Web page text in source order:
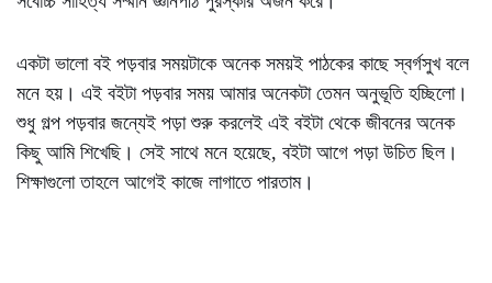
একটা ভালো ব‌ই পড়বার সময়টাকে অনেক সময়‌ই পাঠকের কাছে স্বর্গসুখ বলে
মনে হয়। এই ব‌ইটা পড়বার সময় আমার অনেকটা তেমন অনুভূতি হচ্ছিলো।
শুধু গল্প পড়বার জন্যেই পড়া শুরু করলেই এই ব‌ইটা থেকে জীবনের অনেক
কিছু আমি শিখেছি। সেই সাথে মনে হয়েছে,‌ ব‌ইটা আগে পড়া উচিত ছিল।
শিক্ষাগুলো তাহলে আগেই কাজে লাগাতে পারতাম।